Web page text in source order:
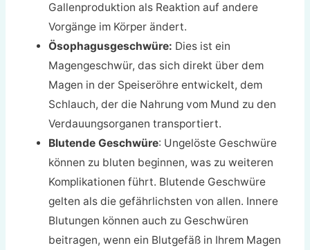
Gallenproduktion als Reaktion auf andere
Vorgänge im Körper ändert.
Ösophagusgeschwüre: Dies ist ein
Magengeschwür, das sich direkt über dem
Magen in der Speiseröhre entwickelt, dem
Schlauch, der die Nahrung vom Mund zu den
Verdauungsorganen transportiert.
Blutende Geschwüre: Ungelöste Geschwüre
können zu bluten beginnen, was zu weiteren
Komplikationen führt. Blutende Geschwüre
gelten als die gefährlichsten von allen. Innere
Blutungen können auch zu Geschwüren
beitragen, wenn ein Blutgefäß in Ihrem Magen